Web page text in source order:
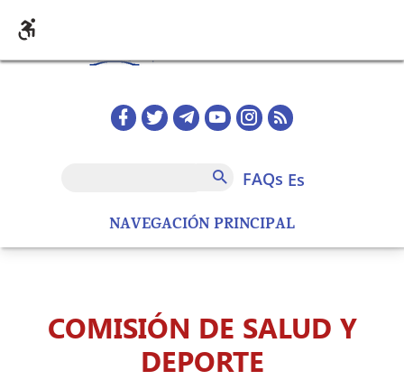
NAVEGACIÓN PRINCIPAL
Redes sociales home
FAQs
FAQs es
COMISIÓN DE SALUD Y
DEPORTE